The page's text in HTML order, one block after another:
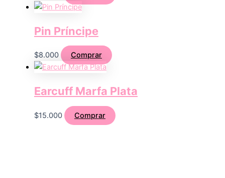
Pin Príncipe
$8.000 Comprar
Earcuff Marfa Plata
$15.000 Comprar